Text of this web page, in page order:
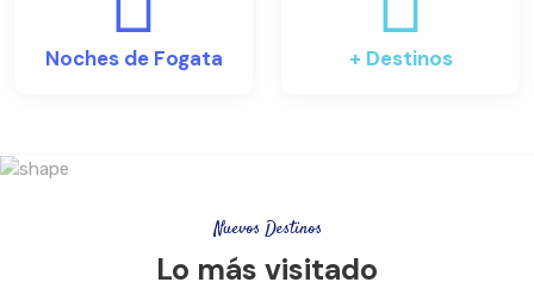
Noches de Fogata + Destinos
Nuevos Destinos
Lo más visitado